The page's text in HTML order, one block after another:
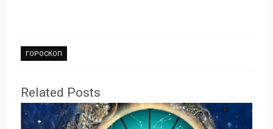
ГОРОСКОП
Related Posts